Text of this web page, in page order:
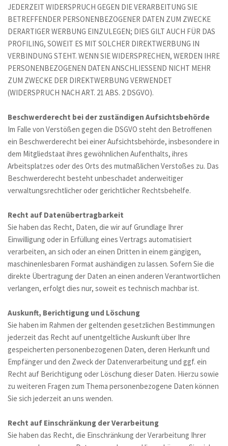
JEDERZEIT WIDERSPRUCH GEGEN DIE VERARBEITUNG SIE
BETREFFENDER PERSONENBEZOGENER DATEN ZUM ZWECKE
DERARTIGER WERBUNG EINZULEGEN; DIES GILT AUCH FÜR DAS
PROFILING, SOWEIT ES MIT SOLCHER DIREKTWERBUNG IN
VERBINDUNG STEHT. WENN SIE WIDERSPRECHEN, WERDEN IHRE
PERSONENBEZOGENEN DATEN ANSCHLIESSEND NICHT MEHR
ZUM ZWECKE DER DIREKTWERBUNG VERWENDET
(WIDERSPRUCH NACH ART. 21 ABS. 2 DSGVO).
Beschwerde­recht bei der zuständigen Aufsichts­behörde
Im Falle von Verstößen gegen die DSGVO steht den Betroffenen
ein Beschwerderecht bei einer Aufsichtsbehörde, insbesondere in
dem Mitgliedstaat ihres gewöhnlichen Aufenthalts, ihres
Arbeitsplatzes oder des Orts des mutmaßlichen Verstoßes zu. Das
Beschwerderecht besteht unbeschadet anderweitiger
verwaltungsrechtlicher oder gerichtlicher Rechtsbehelfe.
Recht auf Daten­übertrag­barkeit
Sie haben das Recht, Daten, die wir auf Grundlage Ihrer
Einwilligung oder in Erfüllung eines Vertrags automatisiert
verarbeiten, an sich oder an einen Dritten in einem gängigen,
maschinenlesbaren Format aushändigen zu lassen. Sofern Sie die
direkte Übertragung der Daten an einen anderen Verantwortlichen
verlangen, erfolgt dies nur, soweit es technisch machbar ist.
Auskunft, Berichtigung und Löschung
Sie haben im Rahmen der geltenden gesetzlichen Bestimmungen
jederzeit das Recht auf unentgeltliche Auskunft über Ihre
gespeicherten personenbezogenen Daten, deren Herkunft und
Empfänger und den Zweck der Datenverarbeitung und ggf. ein
Recht auf Berichtigung oder Löschung dieser Daten. Hierzu sowie
zu weiteren Fragen zum Thema personenbezogene Daten können
Sie sich jederzeit an uns wenden.
Recht auf Einschränkung der Verarbeitung
Sie haben das Recht, die Einschränkung der Verarbeitung Ihrer